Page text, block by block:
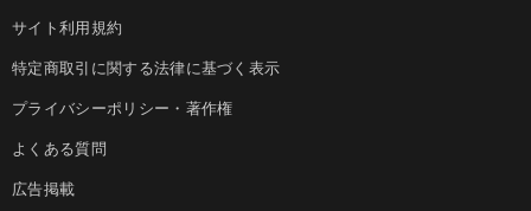
サイト利用規約
特定商取引に関する法律に基づく表示
プライバシーポリシー・著作権
よくある質問
広告掲載